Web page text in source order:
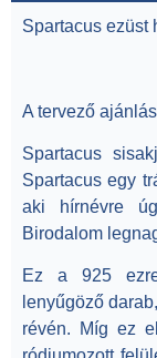
Spartacus ezüst
A tervező
Spartacus
Spartacus egy
aki hírnévre
Birodalom
Ez a 925
lenyűgöző
révén. Míg ez